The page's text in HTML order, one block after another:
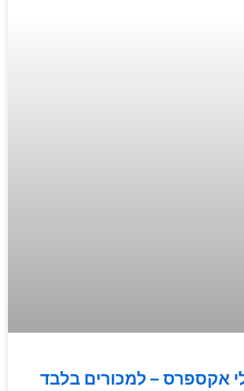
אקספרס – למכורים בלבד